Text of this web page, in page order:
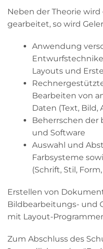
Neben der Theorie
gearbeitet, so wird
Anwendung
Layouts und
Bearbeiten von
Daten (Text, Bild,
Beherrschen der
und Software
Auswahl und
Farbsysteme
(Schrift, Stil,
Erstellen von
Bildbearbeitungs- und
mit Layout-
Zum Abschluss des